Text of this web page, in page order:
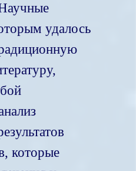
удалось
которые